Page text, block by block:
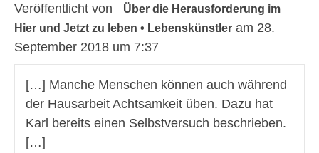
Veröffentlicht von
Über die Herausforderung im
Hier und Jetzt zu leben • Lebenskünstler am 28.
September 2018 um 7:37
[…] Manche Menschen können auch während
der Hausarbeit Achtsamkeit üben. Dazu hat
Karl bereits einen Selbstversuch beschrieben.
[…]